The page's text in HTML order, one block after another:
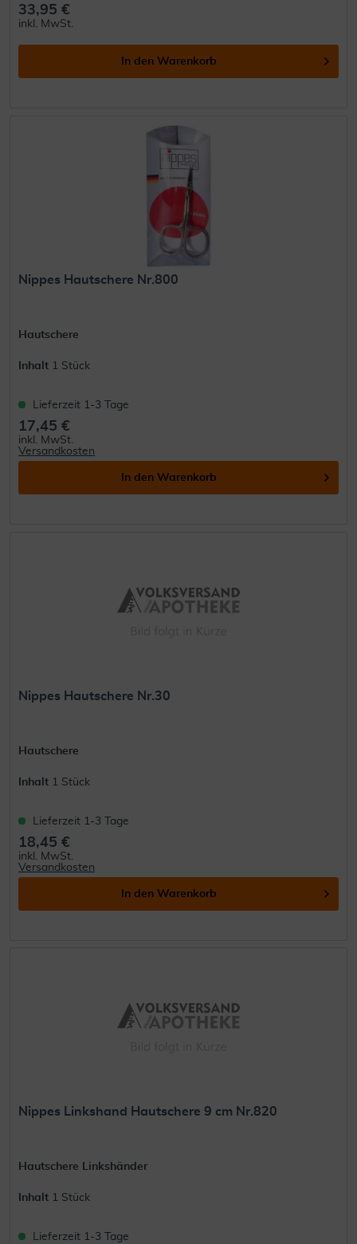
33,95 €
inkl. MwSt.
In den Warenkorb
Nippes Hautschere Nr.800
Hautschere
Inhalt 1 Stück
Lieferzeit 1-3 Tage
17,45 €
inkl. MwSt.
Versandkosten
In den Warenkorb
Nippes Hautschere Nr.30
Hautschere
Inhalt 1 Stück
Lieferzeit 1-3 Tage
18,45 €
inkl. MwSt.
Versandkosten
In den Warenkorb
Nippes Linkshand Hautschere 9 cm Nr.820
Hautschere Linkshänder
Inhalt 1 Stück
Lieferzeit 1-3 Tage